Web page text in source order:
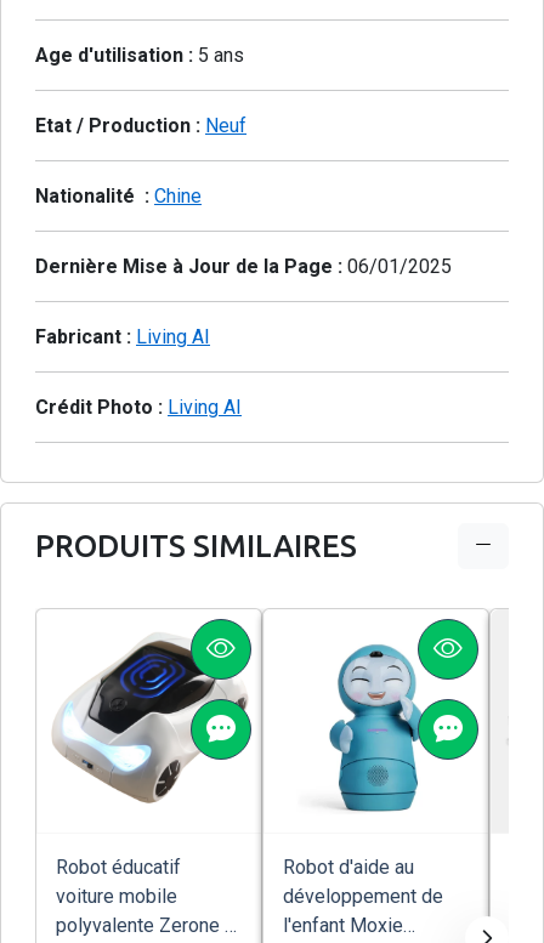
Age d'utilisation : 5 ans
Etat / Production : Neuf
Nationalité : Chine
Dernière Mise à Jour de la Page : 06/01/2025
Fabricant : Living AI
Crédit Photo : Living AI
PRODUITS SIMILAIRES
Robot éducatif
voiture mobile
polyvalente Zerone 2
Robot d'aide au
développement de
l'enfant Moxie